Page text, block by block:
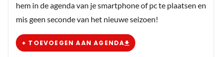
edwin-kuipers#17401
31 mei 2025 13:19
Wow en dan zelf ook de fout in gaan. O o...snel
hem in de agenda van je smartphone of pc te plaatsen en
mis geen seconde van het nieuwe seizoen!
+ TOEVOEGEN AAN AGENDA